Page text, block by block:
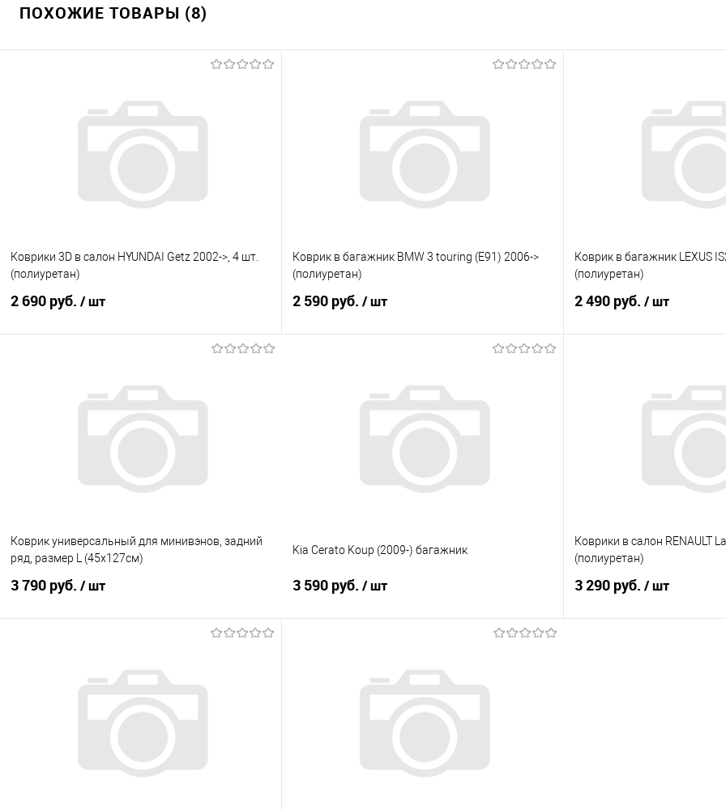
ПОХОЖИЕ ТОВАРЫ (8)
Коврики 3D в салон HYUNDAI Getz 2002->, 4 шт.
(полиуретан)
2 690 руб. / шт
Купить в 1 клик
Сравнение
Под заказ
Коврик в багажник BMW 3 touring (E91) 2006->
(полиуретан)
2 590 руб. / шт
Купить в 1 клик
Сравнение
Под заказ
Коврик в багажник LEXUS
(полиуретан)
2 490 руб. / шт
Купить в 1 клик
Коврик универсальный для минивэнов, задний
ряд, размер L (45х127см)
3 790 руб. / шт
Купить в 1 клик
Сравнение
Под заказ
Kia Cerato Koup (2009-) багажник
3 590 руб. / шт
Купить в 1 клик
Сравнение
Под заказ
Коврики в салон RENAULT
(полиуретан)
3 290 руб. / шт